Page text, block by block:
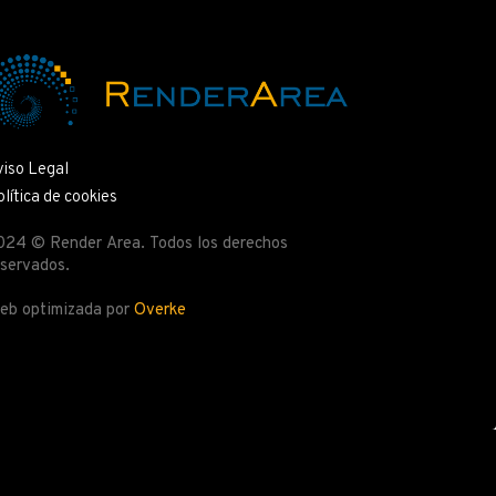
Legal
de cookies
© Render Area. Todos los derechos
optimizada por Overke